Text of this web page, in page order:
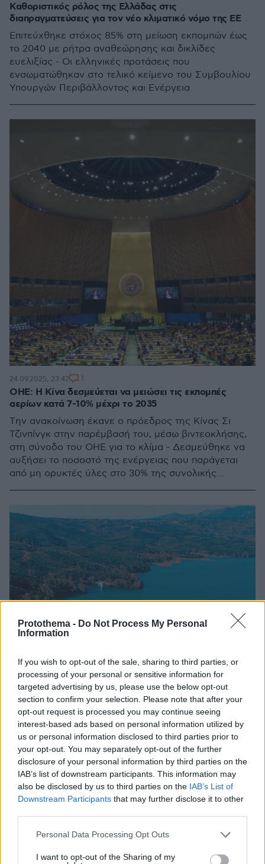
Protothema - Do Not Process My Personal
Information
If you wish to opt-out of the sale, sharing to third parties, or
processing of your personal or sensitive information for
targeted advertising by us, please use the below opt-out
section to confirm your selection. Please note that after your
opt-out request is processed you may continue seeing
interest-based ads based on personal information utilized by
us or personal information disclosed to third parties prior to
your opt-out. You may separately opt-out of the further
disclosure of your personal information by third parties on the
IAB’s list of downstream participants. This information may
also be disclosed by us to third parties on the IAB’s List of
Downstream Participants that may further disclose it to other
Please note that this website/app uses one or more Google
not limited to your visit or usage behaviour. You may click to
Personal Data Processing Opt Outs
I want to opt-out of the Sharing of my
Καθοριστικός ρόλος της Ελλάδας στις
διαπραγματεύσεις για τον νέο κλιματικό νόμο της ΕΕ
Επιτεύχθηκε στόχος 85% στη μείωση εκπομπών έως
το 2040 με ρήτρα αναθεώρησης και δικλίδες
ευελιξίας - Οι ελληνικές προτάσεις που
ενσωματώθηκαν στο τελικό κείμενο του Συμβουλίου
Υπουργών Περιβάλλοντος και Ενέργεια
ΟΗΕ: Η Κίνα δεσμεύεται να μειώσει τις εκπομπές
αερίων κατά 7-10% μέχρι το 2035
Tην ανακοίνωση έκανε ο πρόεδρος της Κίνας Σι
Τζινπίνγκ στην παρέμβασή του, μέσω βιντεοκλήσης,
στη σύνοδο του ΟΗΕ για το κλίμα - Δεσμεύθηκε να
αυξήσει το ποσοστό της ενέργειας που παράγεται
από μη ορυκτές ύλες στο 30% της συνολικής
24.09.2025, 23:42 1
Κλίμα: Ο κύκλος του νερού διαταράσσεται ολοένα και
περισσότερο, προειδοποιεί ο ΟΗΕ
Τα τελευταία έξι χρόνια μόνο περίπου το ένα τρίτο
των λεκανών απορροής ποταμών είδαν κανονικές
συνθήκες ροής
18.09.2025, 09:45 1